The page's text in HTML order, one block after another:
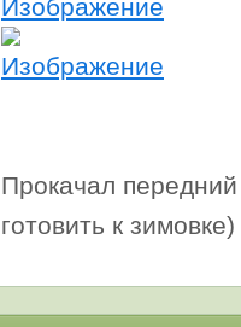
Прокачал
готовить к зимовке)